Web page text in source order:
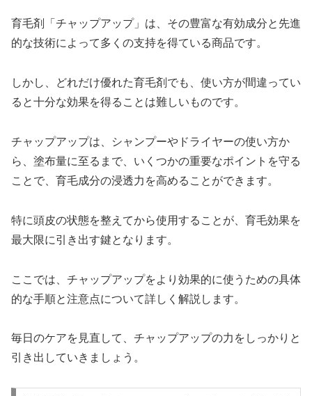
育毛剤「チャップアップ」は、その豊富な有効成分と先進
的な技術によって多くの支持を得ている商品です。
しかし、どれだけ優れた育毛剤でも、使い方が間違ってい
ると十分な効果を得ることは難しいものです。
チャップアップは、シャンプーやドライヤーの使い方か
ら、塗布量に至るまで、いくつかの重要なポイントを守る
ことで、育毛成分の浸透力を高めることができます。
特に頭皮の状態を整えてから使用することが、育毛効果を
最大限に引き出す鍵となります。
ここでは、チャップアップをより効果的に使うための具体
的な手順と注意点について詳しく解説します。
毎日のケアを見直して、チャップアップの力をしっかりと
引き出していきましょう。